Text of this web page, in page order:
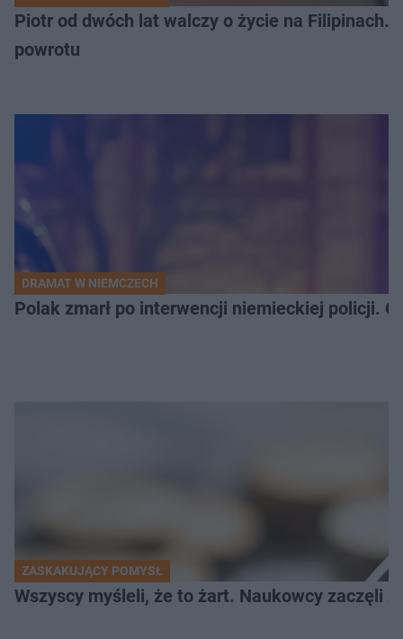
Piotr od dwóch lat walczy o życie na Filipinach.
powrotu
DRAMAT W NIEMCZECH
Polak zmarł po interwencji niemieckiej policji.
ZASKAKUJĄCY POMYSŁ
Wszyscy myśleli, że to żart. Naukowcy zaczęli